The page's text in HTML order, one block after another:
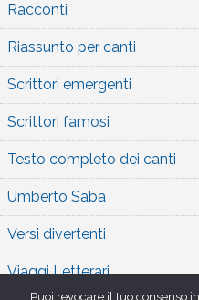
Racconti
Riassunto per canti
Scrittori emergenti
Scrittori famosi
Testo completo dei canti
Umberto Saba
Versi divertenti
Viaggi Letterari
Puoi revocare il tuo consenso